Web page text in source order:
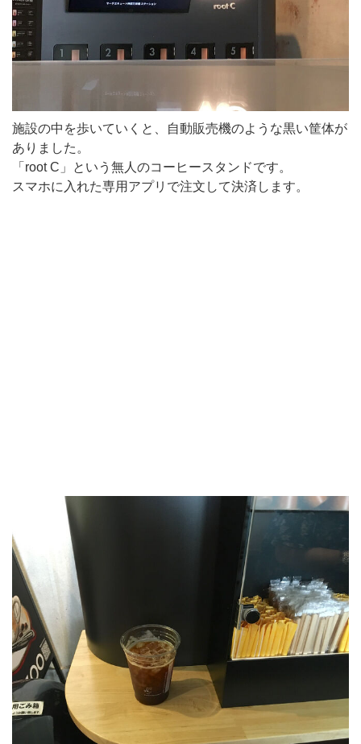
施設の中を歩いていくと、自動販売機のような黒い筐体が
ありました。
「root C」という無人のコーヒースタンドです。
スマホに入れた専用アプリで注文して決済します。